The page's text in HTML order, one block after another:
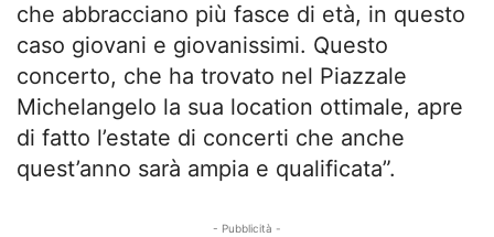
che abbracciano più fasce di età, in questo
caso giovani e giovanissimi. Questo
concerto, che ha trovato nel Piazzale
Michelangelo la sua location ottimale, apre
di fatto l’estate di concerti che anche
quest’anno sarà ampia e qualificata”.
- Pubblicità -